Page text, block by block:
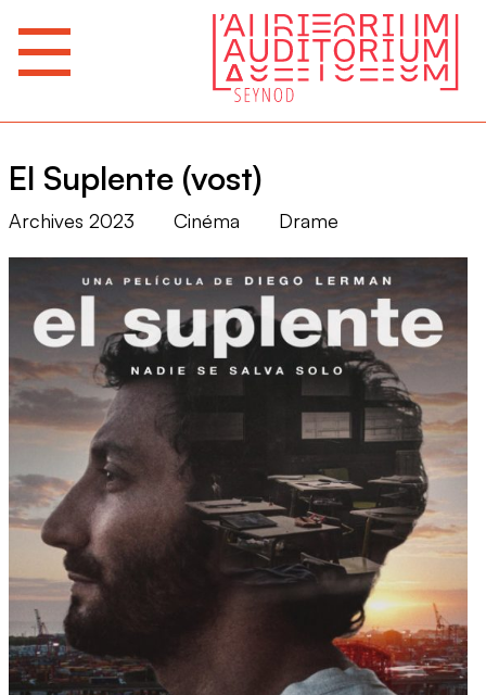
El Suplente (vost)
Archives 2023 Cinéma Drame